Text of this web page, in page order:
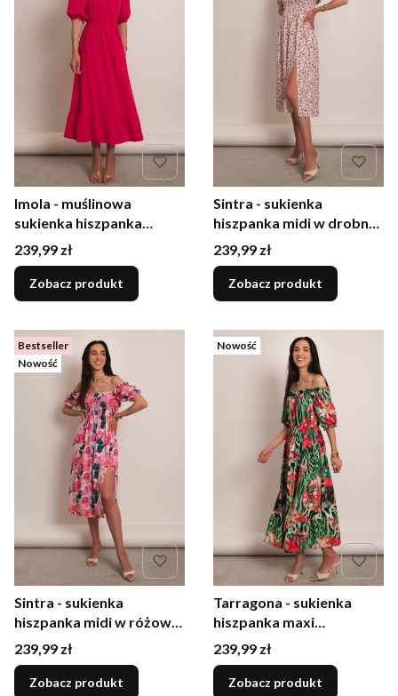
Imola - muślinowa
sukienka hiszpanka
fuksja
Cena
239,99 zł
Zobacz produkt
Sintra - sukienka
hiszpanka midi w drobne
kwiatuszki
Cena
239,99 zł
Zobacz produkt
Bestseller
Nowość
Sintra - sukienka
hiszpanka midi w różowe
i zielone kwiaty
Cena
239,99 zł
Zobacz produkt
Nowość
Tarragona - sukienka
hiszpanka maxi
tropikalny wzór
Cena
239,99 zł
Zobacz produkt